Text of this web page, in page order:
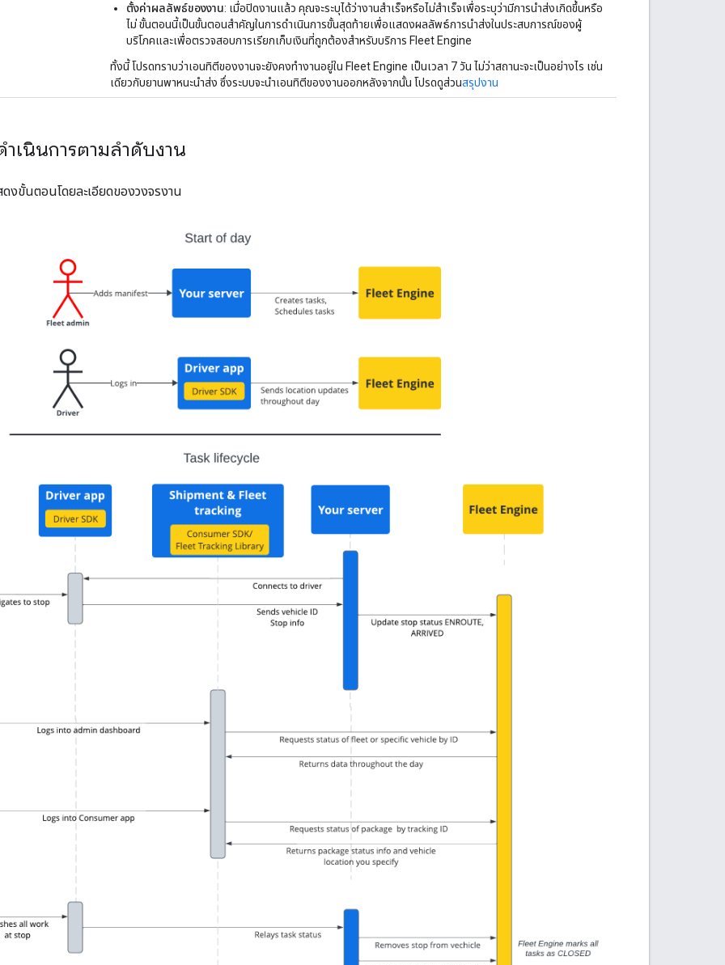
ตั้งค่าผลลัพธ์ของงาน: เมื่อปิดงานแล้ว คุณจะระบุได้ว่างานสำเร็จหรือไม่สำเร็จเพื่อระบุว่ามีการนำส่งเกิดขึ้นหรือ
ไม่ ขั้นตอนนี้เป็นขั้นตอนสําคัญในการดําเนินการขั้นสุดท้ายเพื่อแสดงผลลัพธ์การนำส่งในประสบการณ์ของผู้
บริโภคและเพื่อตรวจสอบการเรียกเก็บเงินที่ถูกต้องสําหรับบริการ Fleet Engine
ทั้งนี้ โปรดทราบว่าเอนทิตีของงานจะยังคงทำงานอยู่ใน Fleet Engine เป็นเวลา 7 วัน ไม่ว่าสถานะจะเป็นอย่างไร เช่น
เดียวกับยานพาหนะนำส่ง ซึ่งระบบจะนำเอนทิตีของงานออกหลังจากนั้น โปรดดูส่วนสรุปงาน
ำเนินการตามลำดับงาน
งขั้นตอนโดยละเอียดของวงจรงาน